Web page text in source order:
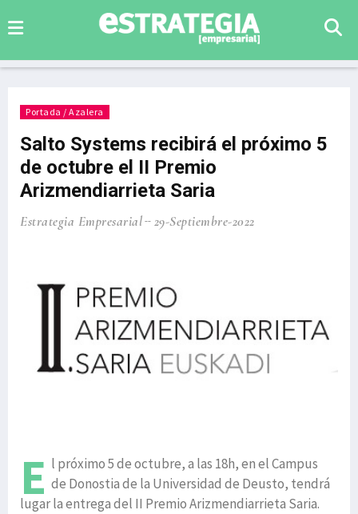
Portada / Azalera
Salto Systems recibirá el próximo 5
de octubre el II Premio
Arizmendiarrieta Saria
Estrategia Empresarial 29-Septiembre-2022
E l próximo 5 de octubre, a las 18h, en el Campus
de Donostia de la Universidad de Deusto, tendrá
lugar la entrega del II Premio Arizmendiarrieta Saria.